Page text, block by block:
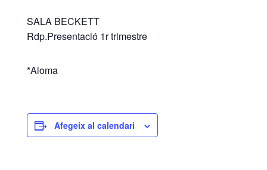
SALA BECKETT
Rdp.Presentació 1r trimestre
*Aloma
Afegeix al calendari